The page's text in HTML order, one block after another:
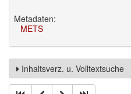
Metadaten:
METS
Inhaltsverz. u. Volltextsuche